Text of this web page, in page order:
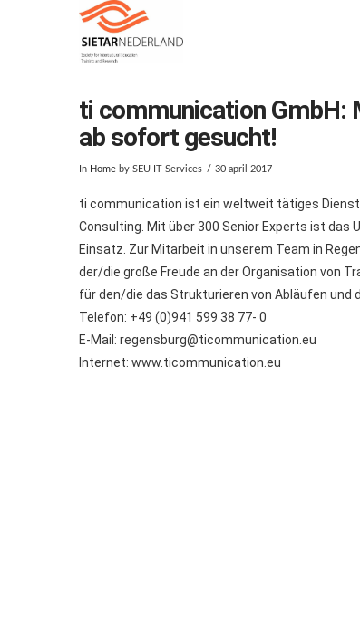
ti communication GmbH:
ab sofort gesucht!
In Home by SEU IT Services 30 april 2017
ti communication ist ein weltweit tätiges
Consulting. Mit über 300 Senior Experts ist
Einsatz. Zur Mitarbeit in unserem Team in
der/die große Freude an der Organisation von
für den/die das Strukturieren von Abläufen und
Telefon: +49 (0)941 599 38 77- 0
E-Mail: regensburg@ticommunication.eu
Internet: www.ticommunication.eu